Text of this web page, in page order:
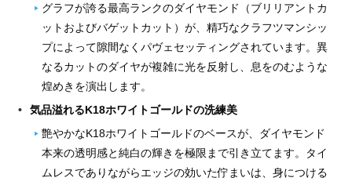
グラフが誇る最高ランクのダイヤモンド（ブリリアントカ
ットおよびバゲットカット）が、精巧なクラフツマンシッ
プによって隙間なくパヴェセッティングされています。異
なるカットのダイヤが複雑に光を反射し、息をのむような
煌めきを演出します。
気品溢れるK18ホワイトゴールドの洗練美
艶やかなK18ホワイトゴールドのベースが、ダイヤモンド
本来の透明感と純白の輝きを極限まで引き立てます。タイ
ムレスでありながらエッジの効いた佇まいは、身につける